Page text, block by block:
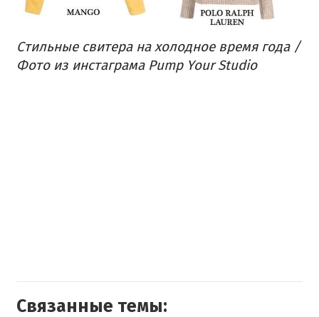
Стильные свитера на холодное время года /
Фото из инстаграма Pump Your Studio
Связанные темы: